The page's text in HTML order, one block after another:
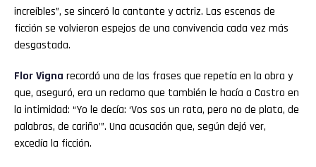
increíbles”, se sinceró la cantante y actriz. Las escenas de
ficción se volvieron espejos de una convivencia cada vez más
desgastada.
FlorVigna recordó una de las frases que repetía en la obra y
que, aseguró, era un reclamo que también le hacía a Castro en
la intimidad: “Yo le decía: ‘Vos sos un rata, pero no de plata, de
palabras, de cariño’”. Una acusación que, según dejó ver,
excedía la ficción.